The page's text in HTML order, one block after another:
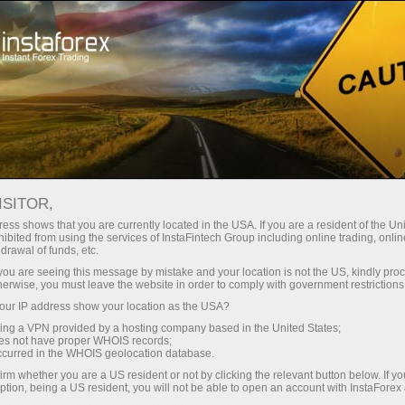
С InstaForex вы получаете
конкурентным возможностям:
кредитное плечо до 1:5000, одни
из лучших спредов и комиссий
на рынке, а также
привлекательные условия для
торговли акциями и индексами
Минимальные
Бонус 30%
на каждый депозит
Скорость
в трейдинге и на трассе
shows that you are currently located in the USA. If you are a resident of the
from using the services of InstaFintech Group including online trading,
of funds, etc.
are seeing this message by mistake and your location is not the US, kindly
you must leave the website in order to comply with government
IP address show your location as the USA?
a VPN provided by a hosting company based in the United States;
not have proper WHOIS records;
in the WHOIS geolocation database.
whether you are a US resident or not by clicking the relevant button below. If
being a US resident, you will not be able to open an account with InstaForex